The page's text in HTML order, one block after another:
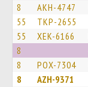
8 AKH-4747
55 TKP-2655
55 XEK-6166
8
8 POX-7304
8 AZH-9371